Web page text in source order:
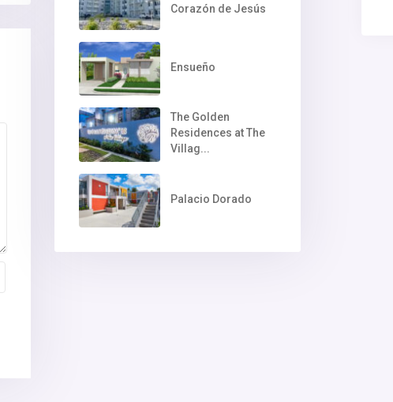
Corazón de Jesús
Ensueño
The Golden
Residences at The
Villag...
Palacio Dorado